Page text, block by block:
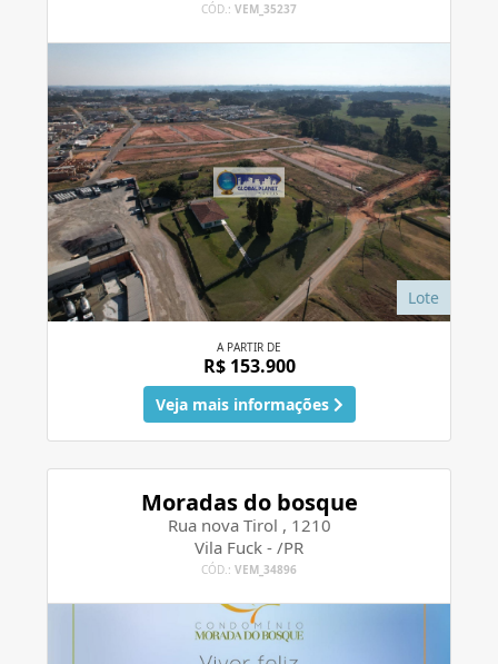
CÓD.: VEM_35237
Lote
A PARTIR DE
R$ 153.900
Veja mais informações
Moradas do bosque
Rua nova Tirol , 1210
Vila Fuck - /PR
CÓD.: VEM_34896